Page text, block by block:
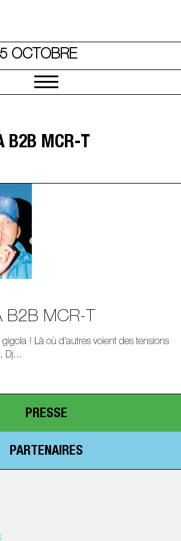
OCTOBRE
B2B MCR-T
B2B MCR-T
! Là où d’autres voient des tensions
Dj...
PRESSE
PARTENAIRES